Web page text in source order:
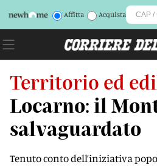
Affitta Acquista
Territorio ed
Locarno: il
salvaguardato
Tenuto conto dell’iniziativa